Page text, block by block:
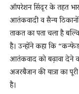
ऑपरेशन सिंदूर के तहत
आतंकवादी व सैन्य
ताकत का पता चला है
है। उन्होंने कहा कि
आतंकवाद को बढ़ावा देने
अजरबैजान की यात्रा का
है।